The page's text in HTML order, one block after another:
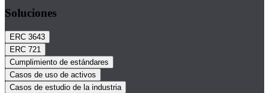
Soluciones
ERC 3643
ERC 721
Cumplimiento de estándares
Casos de uso de activos
Casos de estudio de la industria